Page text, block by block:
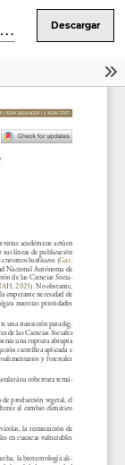
Descargar